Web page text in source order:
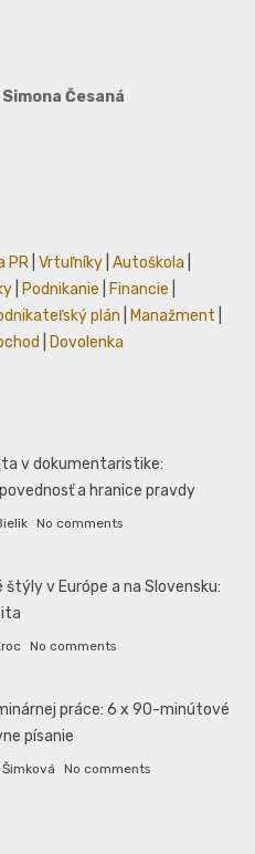
Simona Česaná
PR Vrtuľníky Autoškola
Podnikanie Financie
plán Manažment
Dovolenka
v dokumentaristike:
a hranice pravdy
No comments
štýly v Európe a na Slovensku:
No comments
práce: 6 x 90-minútové
písanie
No comments